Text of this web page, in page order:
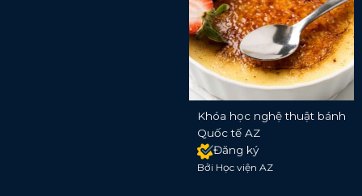
Khóa học nghệ thuật bánh
Quốc tế AZ
Đăng ký
Bởi Học viện AZ